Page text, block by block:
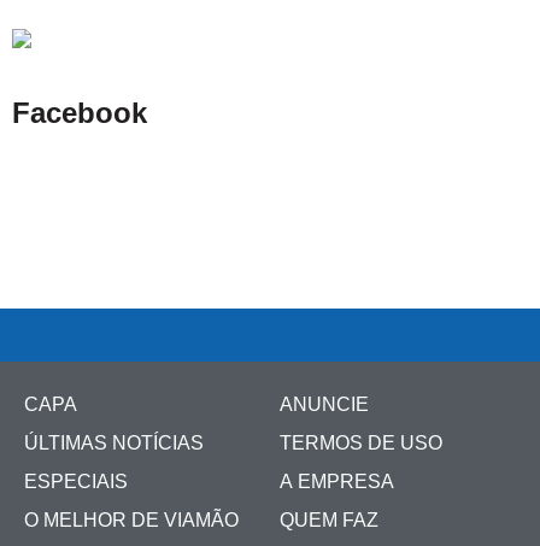
Facebook
CAPA
ÚLTIMAS NOTÍCIAS
ESPECIAIS
O MELHOR DE VIAMÃO
ANUNCIE
TERMOS DE USO
A EMPRESA
QUEM FAZ